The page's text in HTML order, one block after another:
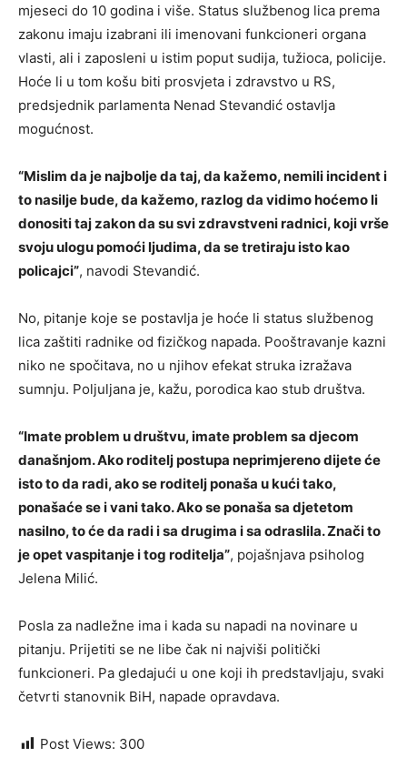
mjeseci do 10 godina i više. Status službenog lica prema
zakonu imaju izabrani ili imenovani funkcioneri organa
vlasti, ali i zaposleni u istim poput sudija, tužioca, policije.
Hoće li u tom košu biti prosvjeta i zdravstvo u RS,
predsjednik parlamenta Nenad Stevandić ostavlja
mogućnost.
“Mislim da je najbolje da taj, da kažemo, nemili incident i
to nasilje bude, da kažemo, razlog da vidimo hoćemo li
donositi taj zakon da su svi zdravstveni radnici, koji vrše
svoju ulogu pomoći ljudima, da se tretiraju isto kao
policajci”, navodi Stevandić.
No, pitanje koje se postavlja je hoće li status službenog
lica zaštiti radnike od fizičkog napada. Pooštravanje kazni
niko ne spočitava, no u njihov efekat struka izražava
sumnju. Poljuljana je, kažu, porodica kao stub društva.
“Imate problem u društvu, imate problem sa djecom
današnjom. Ako roditelj postupa neprimjereno dijete će
isto to da radi, ako se roditelj ponaša u kući tako,
ponašaće se i vani tako. Ako se ponaša sa djetetom
nasilno, to će da radi i sa drugima i sa odraslila. Znači to
je opet vaspitanje i tog roditelja”, pojašnjava psiholog
Jelena Milić.
Posla za nadležne ima i kada su napadi na novinare u
pitanju. Prijetiti se ne libe čak ni najviši politički
funkcioneri. Pa gledajući u one koji ih predstavljaju, svaki
četvrti stanovnik BiH, napade opravdava.
Post Views: 300